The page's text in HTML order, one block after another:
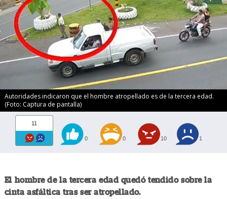
Autoridades indicaron que el hombre atropellado es de la tercera edad.
(Foto: Captura de pantalla)
11
0 0 10 1
El hombre de la tercera edad quedó tendido sobre la
cinta asfáltica tras ser atropellado.